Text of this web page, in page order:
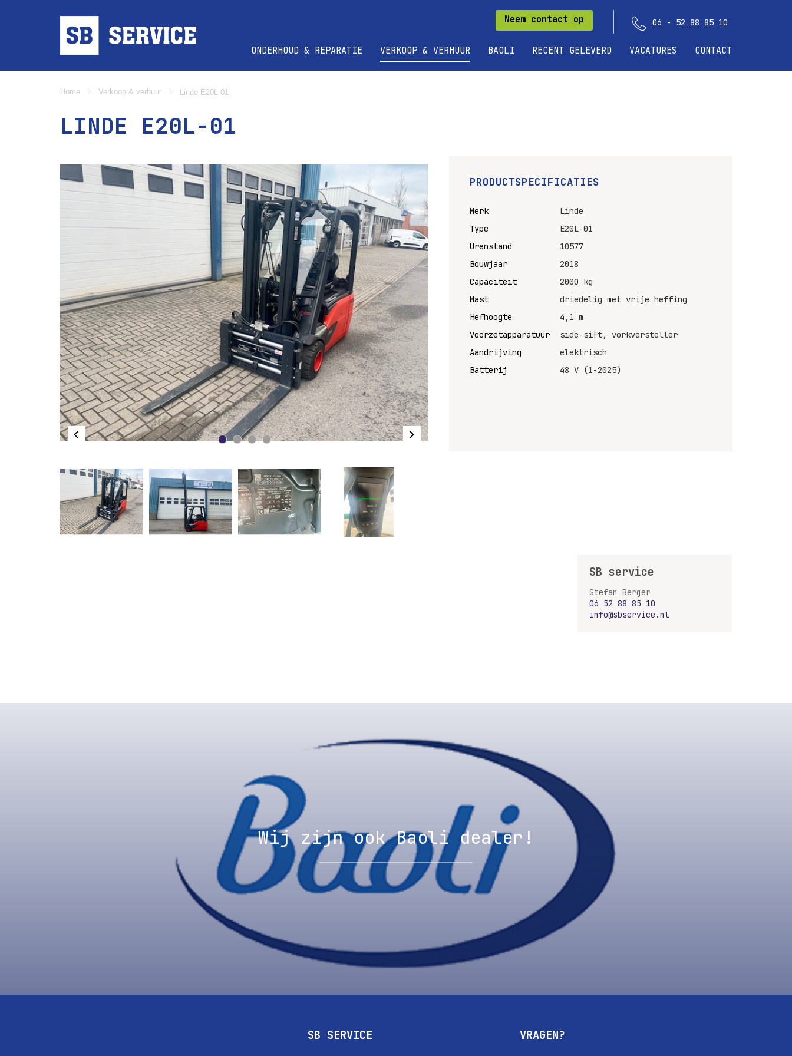
Neem contact op 06 - 52 88 85 10
ONDERHOUD & REPARATIE VERKOOP & VERHUUR BAOLI RECENT GELEVERD VACATURES CONTACT
Home Verkoop & verhuur Linde E20L-01
LINDE E20L-01
PRODUCTSPECIFICATIES
Merk
Linde
Type
E20L-01
Urenstand
10577
Bouwjaar
2018
Capaciteit
2000 kg
Mast
driedelig met vrije heffing
Hefhoogte
4,1 m
Voorzetapparatuur
side-sift, vorkversteller
Aandrijving
elektrisch
Batterij
48 V (1-2025)
SB service
Stefan Berger
06 52 88 85 10
info@sbservice.nl
Wij zijn ook Baoli dealer!
SB SERVICE VRAGEN?